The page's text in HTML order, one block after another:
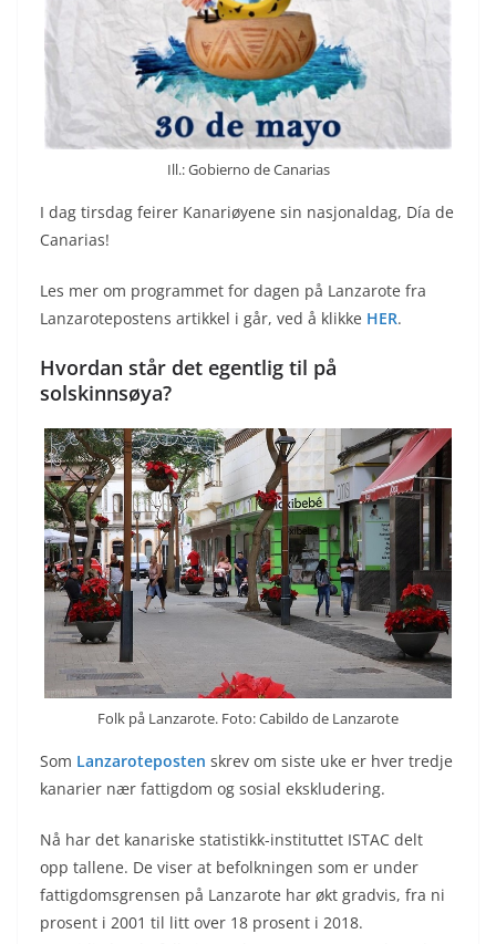
Ill.: Gobierno de Canarias
I dag tirsdag feirer Kanariøyene sin nasjonaldag, Día de
Canarias!
Les mer om programmet for dagen på Lanzarote fra
Lanzarotepostens artikkel i går, ved å klikke HER.
Hvordan står det egentlig til på
solskinnsøya?
Folk på Lanzarote. Foto: Cabildo de Lanzarote
Som Lanzaroteposten skrev om siste uke er hver tredje
kanarier nær fattigdom og sosial ekskludering.
Nå har det kanariske statistikk-instituttet ISTAC delt
opp tallene. De viser at befolkningen som er under
fattigdomsgrensen på Lanzarote har økt gradvis, fra ni
prosent i 2001 til litt over 18 prosent i 2018.